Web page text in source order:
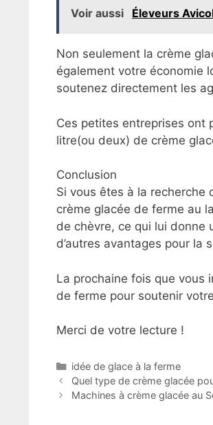
Voir aussi Éleveurs
Non seulement la crème
également votre économie
soutenez directement les
Ces petites entreprises ont
litre(ou deux) de crème
Conclusion
Si vous êtes à la recherche
crème glacée de ferme au
de chèvre, ce qui lui donne
d’autres avantages pour la
La prochaine fois que vous
de ferme pour soutenir
Merci de votre lecture !
Catégories
idée de glace à la ferme
Quel type de crème glacée
Machines à crème glacée au